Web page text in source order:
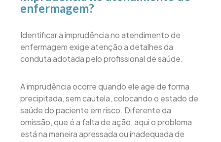
enfermagem?
Identificar a imprudência no atendimento de
enfermagem exige atenção a detalhes da
conduta adotada pelo profissional de saúde.
A imprudência ocorre quando ele age de forma
precipitada, sem cautela, colocando o estado de
saúde do paciente em risco. Diferente da
omissão, que é a falta de ação, aqui o problema
está na maneira apressada ou inadequada de